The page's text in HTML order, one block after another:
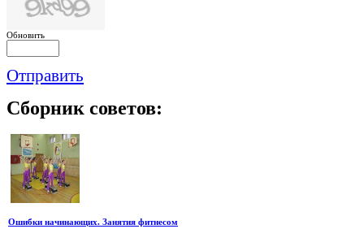
Обновить
Отправить
Сборник советов:
Ошибки начинающих. Занятия фитнесом